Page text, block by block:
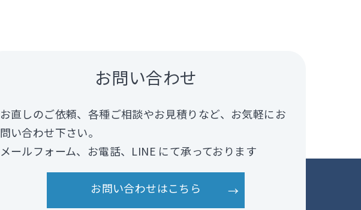
お問い合わせ
お直しのご依頼、各種ご相談やお見積りなど、お気軽にお
問い合わせ下さい。
メールフォーム、お電話、LINE にて承っております
お問い合わせはこちら